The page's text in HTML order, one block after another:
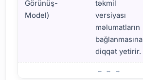
Görünüş-
Model)
təkmil
versiyası
məlumatların
bağlanmasına
diqqət yetirir.